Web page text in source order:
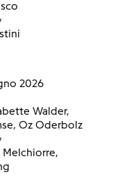
2026
Walder,
Oz Oderbolz
Melchiorre,